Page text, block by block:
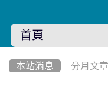
首頁
本站消息 分月文章